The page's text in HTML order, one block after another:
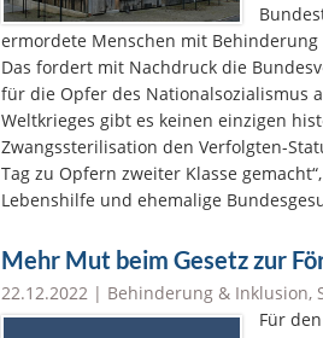
ermordete Menschen mit
Das fordert mit Nachdruck die
für die Opfer des Nationalsozialismus
Weltkrieges gibt es keinen einzigen
Zwangssterilisation den Verfolgten-
Tag zu Opfern zweiter Klasse
Lebenshilfe und ehemalige
Mehr Mut beim Gesetz zur
22.12.2022 | Behinderung & Inklusion,
Für